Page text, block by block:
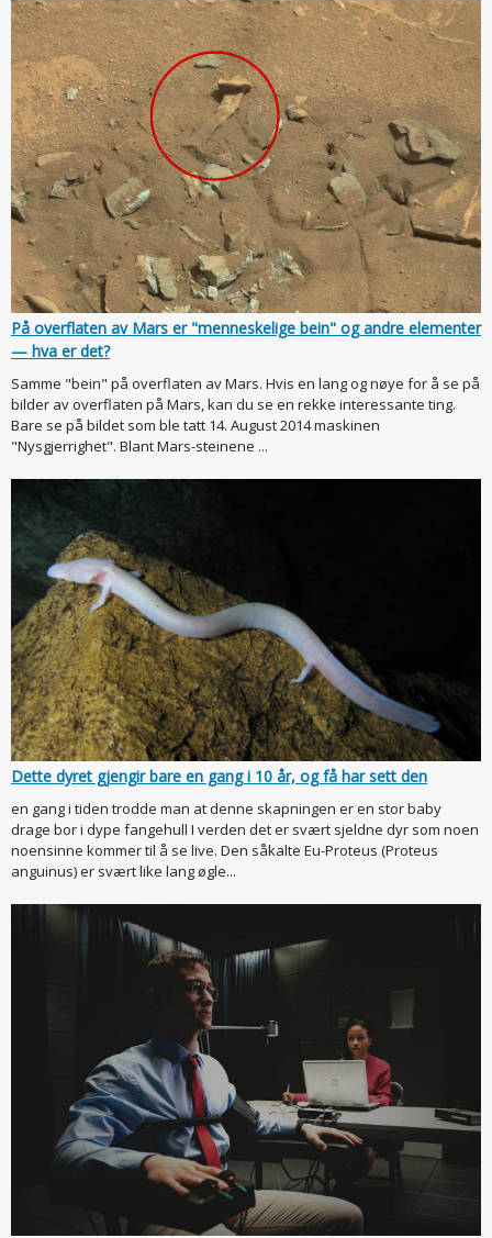
På overflaten av Mars er "menneskelige bein" og andre elementer
— hva er det?
Samme "bein" på overflaten av Mars. Hvis en lang og nøye for å se på
bilder av overflaten på Mars, kan du se en rekke interessante ting.
Bare se på bildet som ble tatt 14. August 2014 maskinen
"Nysgjerrighet". Blant Mars-steinene ...
Dette dyret gjengir bare en gang i 10 år, og få har sett den
en gang i tiden trodde man at denne skapningen er en stor baby
drage bor i dype fangehull I verden det er svært sjeldne dyr som noen
noensinne kommer til å se live. Den såkalte Eu-Proteus (Proteus
anguinus) er svært like lang øgle...